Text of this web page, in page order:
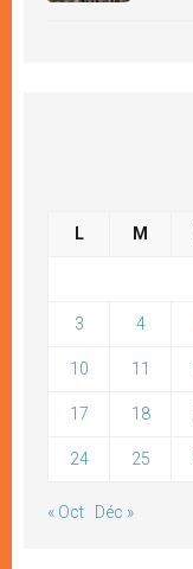
L M
3 4
10 11
17 18
24 25
« Oct Déc »